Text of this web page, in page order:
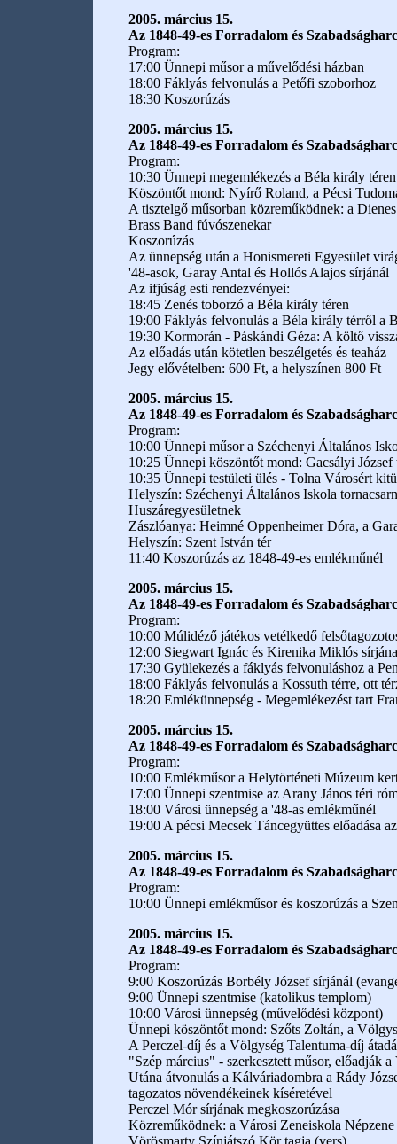
2005. március 15.
Az 1848-49-es Forradalom és
Program:
17:00 Ünnepi műsor a művelődési házban
18:00 Fáklyás felvonulás a Petőfi szoborhoz
18:30 Koszorúzás
2005. március 15.
Az 1848-49-es Forradalom és
Program:
10:30 Ünnepi megemlékezés a Béla király téren
Köszöntőt mond: Nyírő Roland, a Pécsi
A tisztelgő műsorban közreműködnek: a
Brass Band fúvószenekar
Koszorúzás
Az ünnepség után a Honismereti Egyesület
'48-asok, Garay Antal és Hollós Alajos sírjánál
Az ifjúság esti rendezvényei:
18:45 Zenés toborzó a Béla király téren
19:00 Fáklyás felvonulás a Béla király térről a
19:30 Kormorán - Páskándi Géza: A költő
Az előadás után kötetlen beszélgetés és teaház
Jegy elővételben: 600 Ft, a helyszínen 800 Ft
2005. március 15.
Az 1848-49-es Forradalom és
Program:
10:00 Ünnepi műsor a Széchenyi Általános
10:25 Ünnepi köszöntőt mond: Gacsályi József
10:35 Ünnepi testületi ülés - Tolna Városért
Helyszín: Széchenyi Általános Iskola
Huszáregyesületnek
Zászlóanya: Heimné Oppenheimer Dóra, a
Helyszín: Szent István tér
11:40 Koszorúzás az 1848-49-es emlékműnél
2005. március 15.
Az 1848-49-es Forradalom és
Program:
10:00 Múlidéző játékos vetélkedő
12:00 Siegwart Ignác és Kirenika Miklós
17:30 Gyülekezés a fáklyás felvonuláshoz a
18:00 Fáklyás felvonulás a Kossuth térre, ott
18:20 Emlékünnepség - Megemlékezést tart
2005. március 15.
Az 1848-49-es Forradalom és
Program:
10:00 Emlékműsor a Helytörténeti Múzeum
17:00 Ünnepi szentmise az Arany János téri
18:00 Városi ünnepség a '48-as emlékműnél
19:00 A pécsi Mecsek Táncegyüttes előadása
2005. március 15.
Az 1848-49-es Forradalom és
Program:
10:00 Ünnepi emlékműsor és koszorúzás a
2005. március 15.
Az 1848-49-es Forradalom és
Program:
9:00 Koszorúzás Borbély József sírjánál
9:00 Ünnepi szentmise (katolikus templom)
10:00 Városi ünnepség (művelődési központ)
Ünnepi köszöntőt mond: Szőts Zoltán, a
A Perczel-díj és a Völgység Talentuma-díj
"Szép március" - szerkesztett műsor, előadják
Utána átvonulás a Kálváriadombra a Rády
tagozatos növendékeinek kíséretével
Perczel Mór sírjának megkoszorúzása
Közreműködnek: a Városi Zeneiskola
Vörösmarty Színjátszó Kör tagja (vers)